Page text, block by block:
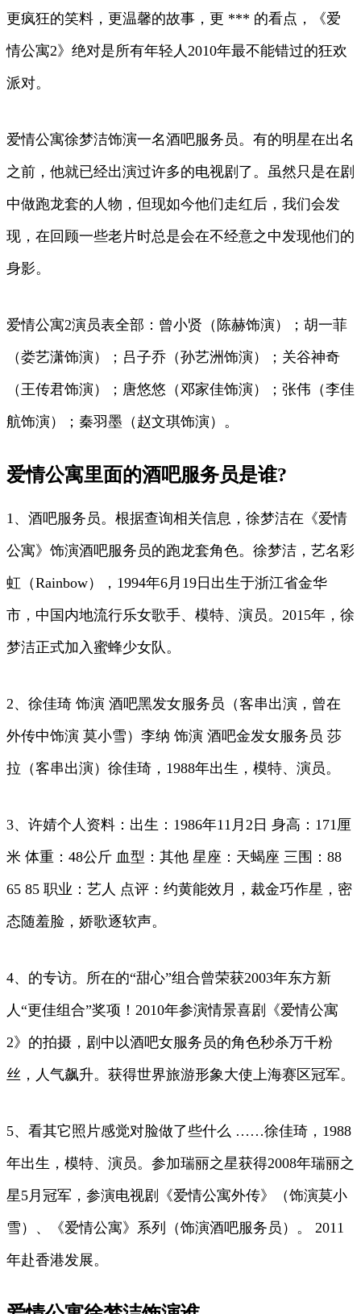
更疯狂的笑料，更温馨的故事，更 *** 的看点，《爱
情公寓2》绝对是所有年轻人2010年最不能错过的狂欢
派对。
爱情公寓徐梦洁饰演一名酒吧服务员。有的明星在出名
之前，他就已经出演过许多的电视剧了。虽然只是在剧
中做跑龙套的人物，但现如今他们走红后，我们会发
现，在回顾一些老片时总是会在不经意之中发现他们的
身影。
爱情公寓2演员表全部：曾小贤（陈赫饰演）；胡一菲
（娄艺潇饰演）；吕子乔（孙艺洲饰演）；关谷神奇
（王传君饰演）；唐悠悠（邓家佳饰演）；张伟（李佳
航饰演）；秦羽墨（赵文琪饰演）。
爱情公寓里面的酒吧服务员是谁?
1、酒吧服务员。根据查询相关信息，徐梦洁在《爱情
公寓》饰演酒吧服务员的跑龙套角色。徐梦洁，艺名彩
虹（Rainbow），1994年6月19日出生于浙江省金华
市，中国内地流行乐女歌手、模特、演员。2015年，徐
梦洁正式加入蜜蜂少女队。
2、徐佳琦 饰演 酒吧黑发女服务员（客串出演，曾在
外传中饰演 莫小雪）李纳 饰演 酒吧金发女服务员 莎
拉（客串出演）徐佳琦，1988年出生，模特、演员。
3、许婧个人资料：出生：1986年11月2日 身高：171厘
米 体重：48公斤 血型：其他 星座：天蝎座 三围：88
65 85 职业：艺人 点评：约黄能效月，裁金巧作星，密
态随羞脸，娇歌逐软声。
4、的专访。所在的“甜心”组合曾荣获2003年东方新
人“更佳组合”奖项！2010年参演情景喜剧《爱情公寓
2》的拍摄，剧中以酒吧女服务员的角色秒杀万千粉
丝，人气飙升。获得世界旅游形象大使上海赛区冠军。
5、看其它照片感觉对脸做了些什么 ……徐佳琦，1988
年出生，模特、演员。参加瑞丽之星获得2008年瑞丽之
星5月冠军，参演电视剧《爱情公寓外传》（饰演莫小
雪）、《爱情公寓》系列（饰演酒吧服务员）。 2011
年赴香港发展。